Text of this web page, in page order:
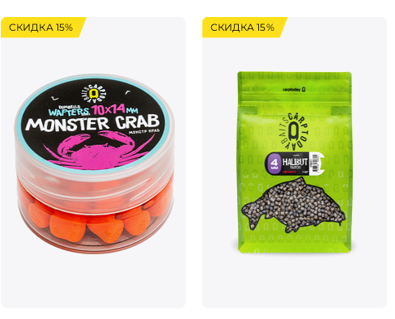
СКИДКА 15% СКИДКА 15%